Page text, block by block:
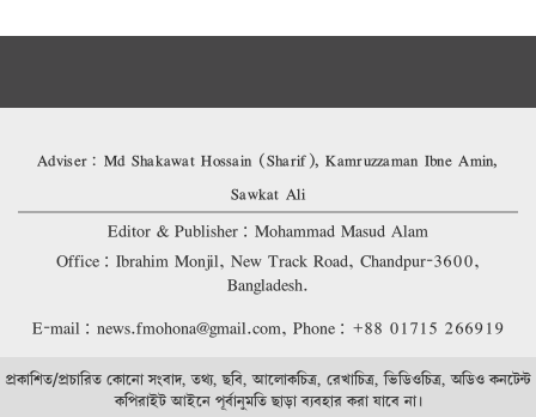
Adviser: Md Shakawat Hossain (Sharif), Kamruzzaman Ibne Amin,
Sawkat Ali
Editor & Publisher: Mohammad Masud Alam
Office: Ibrahim Monjil, New Track Road, Chandpur-3600,
Bangladesh.
E-mail: news.fmohona@gmail.com, Phone: +88 01715 266919
প্রকাশিত/প্রচারিত কোনো সংবাদ, তথ্য, ছবি, আলোকচিত্র, রেখাচিত্র, ভিডিওচিত্র, অডিও কনটেন্ট
কপিরাইট আইনে পূর্বানুমতি ছাড়া ব্যবহার করা যাবে না।